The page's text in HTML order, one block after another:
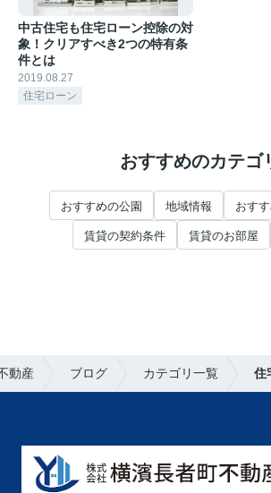
中古住宅も住宅ローン控除の対
象！クリアすべき2つの特有条
件とは
2019.08.27
住宅ローン
おすすめのカテゴ
おすすめの公園 地域情報 おす
賃貸の契約条件 賃貸のお部屋
動産 ブログ カテゴリ一覧 住